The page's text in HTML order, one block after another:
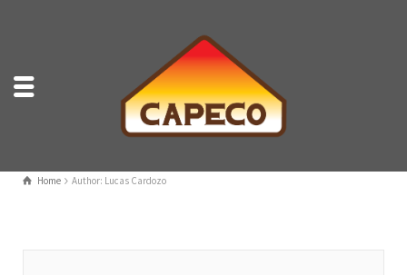
Home Author: Lucas Cardozo